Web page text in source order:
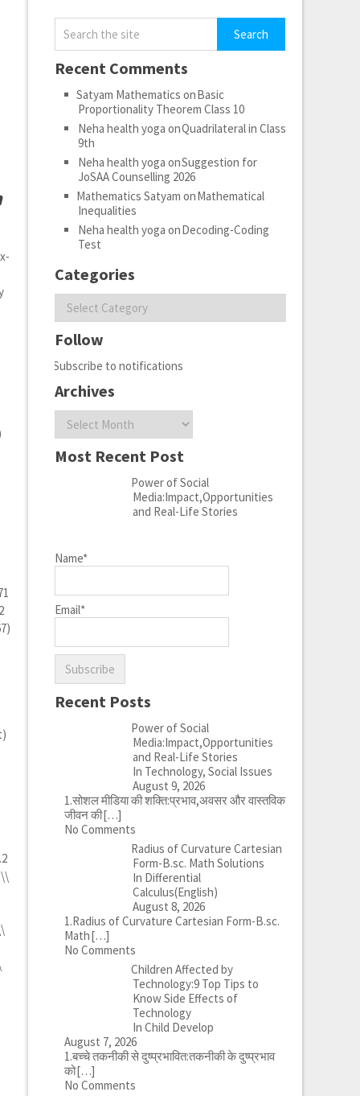
Recent Comments
Satyam Mathematics onBasic
Proportionality Theorem Class 10
Neha health yoga onQuadrilateral in Class
9th
Neha health yoga onSuggestion for
JoSAA Counselling 2026
Mathematics Satyam onMathematical
Inequalities
Neha health yoga onDecoding-Coding
Test
Categories
Categories
Follow
Subscribe to notifications
Archives
Archives
Most Recent Post
Power of Social
Media:Impact,Opportunities
and Real-Life Stories
Name*
Email*
Recent Posts
Power of Social
Media:Impact,Opportunities
and Real-Life Stories
In Technology, Social Issues
August 9, 2026
1.सोशल मीडिया की शक्ति:प्रभाव,अवसर और वास्तविक
जीवन की[…]
No Comments
Radius of Curvature Cartesian
Form-B.sc. Math Solutions
In Differential
Calculus(English)
August 8, 2026
1.Radius of Curvature Cartesian Form-B.sc.
Math[…]
No Comments
Children Affected by
Technology:9 Top Tips to
Know Side Effects of
Technology
In Child Develop
August 7, 2026
1.बच्चे तकनीकी से दुष्प्रभावित:तकनीकी के दुष्प्रभाव
को[…]
No Comments